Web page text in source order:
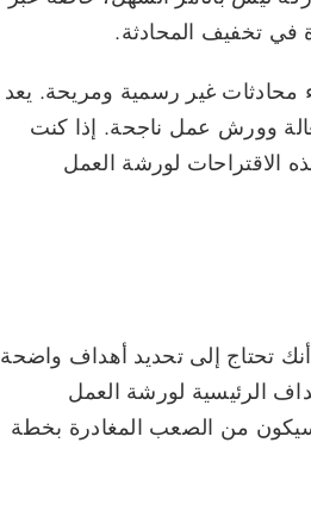
في تخفيف المحادثة.
محادثات غير رسمية ومريحة. يعد
وورش عمل ناجحة. إذا كنت
الاقتراحات لورشة العمل
تحتاج إلى تحديد أهداف واضحة
الرئيسية لورشة العمل
من الصعب المغادرة بخطة